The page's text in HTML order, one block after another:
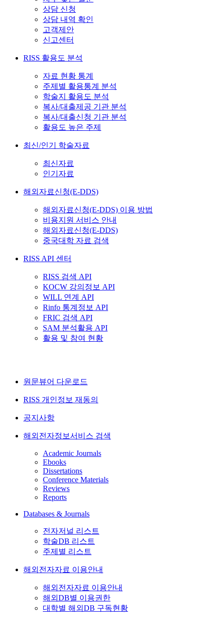
상담 신청
상담 내역 확인
고객제안
신고센터
RISS 활용도 분석
자료 현황 통계
주제별 활용통계 분석
학술지 활용도 분석
복사/대출제공 기관 분석
복사/대출신청 기관 분석
활용도 높은 주제
최신/인기 학술자료
최신자료
인기자료
해외자료신청(E-DDS)
해외자료신청(E-DDS) 이용 방법
비용지원 서비스 안내
해외자료신청(E-DDS)
중국대학 자료 검색
RISS API 센터
RISS 검색 API
KOCW 강의정보 API
WILL 연계 API
Rinfo 통계정보 API
FRIC 검색 API
SAM 분석활용 API
활용 및 참여 현황
원문뷰어 다운로드
RISS 개인정보 재동의
공지사항
해외전자정보서비스 검색
Academic Journals
Ebooks
Dissertations
Conference Materials
Reviews
Reports
Databases & Journals
전자저널 리스트
학술DB 리스트
주제별 리스트
해외전자자료 이용안내
해외전자자료 이용안내
해외DB별 이용권한
대학별 해외DB 구독현황